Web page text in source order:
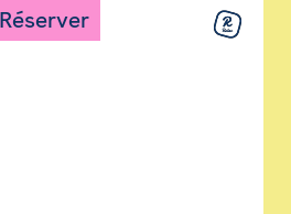
Réserver